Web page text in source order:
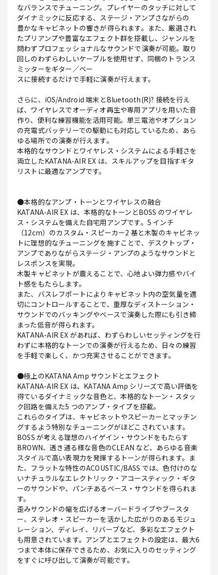
なバランスでチューニング。プレイヤーのタッチに対して
ダイナミックに反応する、ステージ・アンプさながらの
豊かなキャビネットの響きが得られます。また、厳選され
たプリアンプや豊富なエフェクト群を搭載し、ジャンルを
問わずプロフェッショナルなサウンドで演奏が可能。取り
回しのわずらわしいケーブルを使用せず、同梱のトランス
ミッターをギター／ベー
スに接続するだけで手軽に演奏が行えます。
さらに、iOS/Android 端末とBluetooth(R)? 接続を行え
ば、ワイヤレスでオーディオ再生や専用アプリを用いた音
作り、便利な練習機能を活用可能。単三電池やオプション
の充電式バッテリーでの駆動にも対応しているため、あら
ゆる場所での演奏が行えます。
本格的なサウンドとワイヤレス・システムによる手軽さを
両立したKATANA-AIR EX は、スキルアップを目指すギタ
リストに最適なアンプです。
●本格的なアンプ・トーンとワイヤレスの融合
KATANA-AIR EX は、本格的なトーンとBOSS のワイヤレ
ス・システムを備えた自宅用アンプです。5 インチ
（12cm）のカスタム・スピーカー2 基と木製のキャビネッ
トに理想的なチューニングを施すことで、デスクトップ・
アンプでありながらステージ・アンプのようなサウンドと
レスポンスを実現。
木製キャビネットが震えることで、心地よい弾力感やバイ
ト感をもたらします。
また、バスレフポートによりキャビネット内の空気量を適
切にコントロールすることで、重厚なディストーション・
サウンドでのバッキングやベースで演奏した際にも引き締
まった低音が得られます。
KATANA-AIR EX があれば、わずらわしいセッティングを行
わずに本格的なトーンでの演奏が行えるため、日々の練習
を手軽で楽しく、かつ充実させることができます。
●極上のKATANA Amp サウンドとエフェクト
KATANA-AIR EX は、KATANA Amp シリーズで高い評価を
得ているダイナミックな音色と、本格的なトーン・スタッ
ク回路を備えた5 つのアンプ・タイプを搭載。
これらのタイプは、キャビネットやスピーカーとマッチン
グするよう特別なチューニングがほどこされています。
BOSS が考える理想のハイゲイン・サウンドをもたらす
BROWN、透き通る様な音色のCLEAN など、あらゆる音楽
スタイルで高い表現力を発揮するトーンが得られます。ま
た、フラットな特性のACOUSTIC/BASS では、色付けのな
いナチュラルなエレクトリック・アコースティック・ギタ
ーのサウンドや、パンチあるベース・サウンドを得られま
す。
歪みサウンドの幅を広げるオーバードライブやブースタ
ー、ステレオ・スピーカーを活かした広がりのあるモジュ
レーション、ディレイ、リバーブなど、多彩なエフェクト
も用意されています。アンプとエフェクトの設定は、最大6
つまで本体に保存できるため、お気に入りのセッティング
をすぐに呼び出して演奏が可能です。